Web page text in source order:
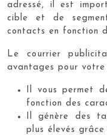
adressé, il est
cible et de
contacts en fonction
Le courrier
avantages pour votre
Il vous permet
fonction des
Il génère des
plus élevés